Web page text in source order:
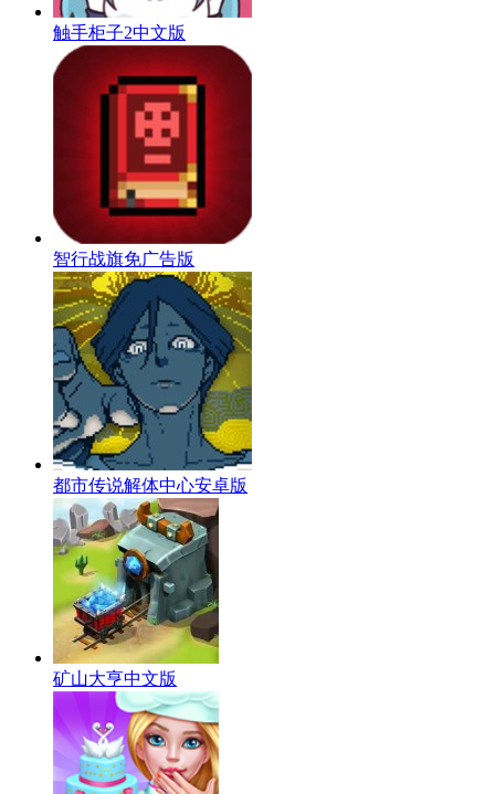
触手柜子2中文版
智行战旗免广告版
都市传说解体中心安卓版
矿山大亨中文版